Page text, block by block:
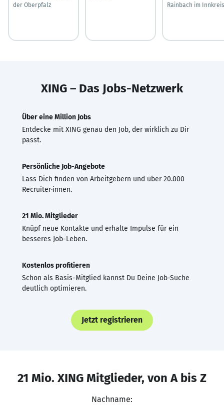
der Oberpfalz
Rainbach im Innkreis
XING – Das Jobs-Netzwerk
Über eine Million Jobs
Entdecke mit XING genau den Job, der wirklich zu Dir
passt.
Persönliche Job-Angebote
Lass Dich finden von Arbeitgebern und über 20.000
Recruiter·innen.
21 Mio. Mitglieder
Knüpf neue Kontakte und erhalte Impulse für ein
besseres Job-Leben.
Kostenlos profitieren
Schon als Basis-Mitglied kannst Du Deine Job-Suche
deutlich optimieren.
Jetzt registrieren
21 Mio. XING Mitglieder, von A bis Z
Nachname: